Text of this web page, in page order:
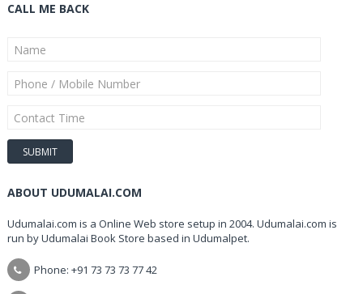
CALL ME BACK
ABOUT UDUMALAI.COM
Udumalai.com is a Online Web store setup in 2004. Udumalai.com is
run by Udumalai Book Store based in Udumalpet.
Phone: +91 73 73 73 77 42